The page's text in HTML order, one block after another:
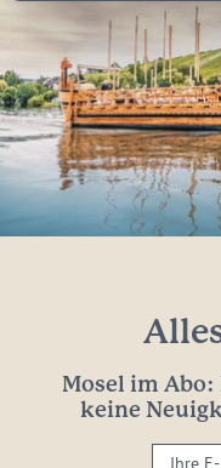
Mosel im
keine
Ihre